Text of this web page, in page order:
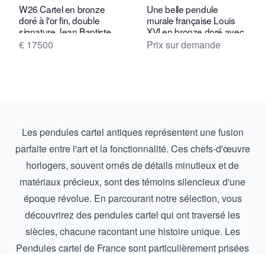
W26 Cartel en bronze
doré à l'or fin, double
signature Jean Baptiste
Helye - Paris, France
€ 17500
Une belle pendule
murale française Louis
XVI en bronze doré avec
mouvement à secondes,
Prix sur demande
Les pendules cartel antiques représentent une fusion
parfaite entre l'art et la fonctionnalité. Ces chefs-d'œuvre
horlogers, souvent ornés de détails minutieux et de
matériaux précieux, sont des témoins silencieux d'une
époque révolue. En parcourant notre sélection, vous
découvrirez des pendules cartel qui ont traversé les
siècles, chacune racontant une histoire unique. Les
Pendules cartel de Francesont particulièrement prisées